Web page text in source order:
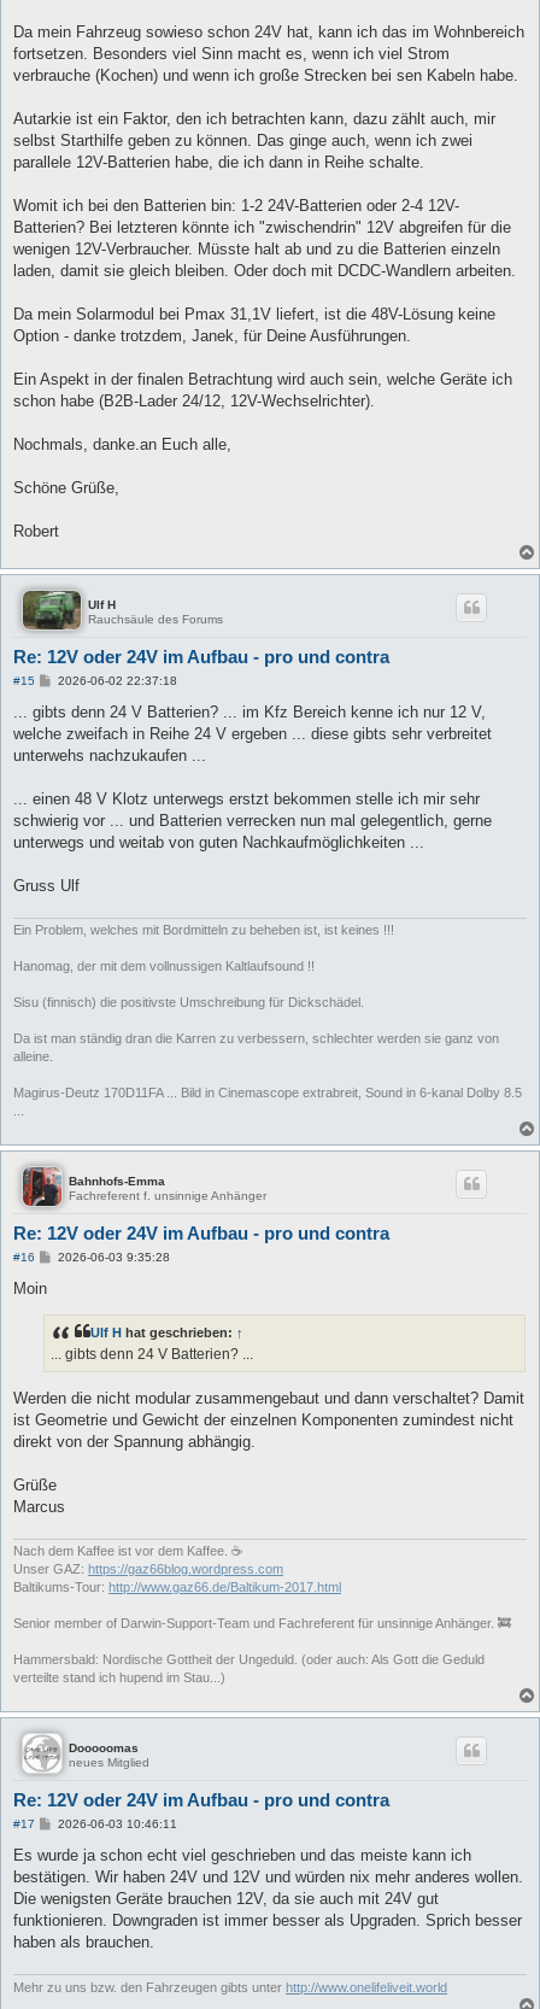
Da mein Fahrzeug sowieso schon 24V hat, kann ich das im Wohnbereich
fortsetzen. Besonders viel Sinn macht es, wenn ich viel Strom
verbrauche (Kochen) und wenn ich große Strecken bei sen Kabeln habe.
Autarkie ist ein Faktor, den ich betrachten kann, dazu zählt auch, mir
selbst Starthilfe geben zu können. Das ginge auch, wenn ich zwei
parallele 12V-Batterien habe, die ich dann in Reihe schalte.
Womit ich bei den Batterien bin: 1-2 24V-Batterien oder 2-4 12V-
Batterien? Bei letzteren könnte ich "zwischendrin" 12V abgreifen für die
wenigen 12V-Verbraucher. Müsste halt ab und zu die Batterien einzeln
laden, damit sie gleich bleiben. Oder doch mit DCDC-Wandlern arbeiten.
Da mein Solarmodul bei Pmax 31,1V liefert, ist die 48V-Lösung keine
Option - danke trotzdem, Janek, für Deine Ausführungen.
Ein Aspekt in der finalen Betrachtung wird auch sein, welche Geräte ich
schon habe (B2B-Lader 24/12, 12V-Wechselrichter).
Nochmals, danke.an Euch alle,
Schöne Grüße,
Robert
Ulf H
Rauchsäule des Forums
Re: 12V oder 24V im Aufbau - pro und contra
#15
B
i
r
a
2026-06-02 22:37:18
... gibts denn 24 V Batterien? ... im Kfz Bereich kenne ich nur 12 V,
welche zweifach in Reihe 24 V ergeben ... diese gibts sehr verbreitet
unterwehs nachzukaufen ...
... einen 48 V Klotz unterwegs erstzt bekommen stelle ich mir sehr
schwierig vor ... und Batterien verrecken nun mal gelegentlich, gerne
unterwegs und weitab von guten Nachkaufmöglichkeiten ...
Gruss Ulf
Ein Problem, welches mit Bordmitteln zu beheben ist, ist keines !!!
Hanomag, der mit dem vollnussigen Kaltlaufsound !!
Sisu (finnisch) die positivste Umschreibung für Dickschädel.
Da ist man ständig dran die Karren zu verbessern, schlechter werden sie ganz von
alleine.
Magirus-Deutz 170D11FA ... Bild in Cinemascope extrabreit, Sound in 6-kanal Dolby 8.5
...
Bahnhofs-Emma
Fachreferent f. unsinnige Anhänger
Re: 12V oder 24V im Aufbau - pro und contra
#16
B
r
a
g
2026-06-03 9:35:28
Moin
Ulf H hat geschrieben: ↑
... gibts denn 24 V Batterien? ...
Werden die nicht modular zusammengebaut und dann verschaltet? Damit
ist Geometrie und Gewicht der einzelnen Komponenten zumindest nicht
direkt von der Spannung abhängig.
Grüße
Marcus
Nach dem Kaffee ist vor dem Kaffee. ☕
Unser GAZ: https://gaz66blog.wordpress.com
Baltikums-Tour: http://www.gaz66.de/Baltikum-2017.html
Senior member of Darwin-Support-Team und Fachreferent für unsinnige Anhänger. 🚒
Hammersbald: Nordische Gottheit der Ungeduld. (oder auch: Als Gott die Geduld
verteilte stand ich hupend im Stau...)
Dooooomas
neues Mitglied
Re: 12V oder 24V im Aufbau - pro und contra
#17
B
i
r
a
2026-06-03 10:46:11
Es wurde ja schon echt viel geschrieben und das meiste kann ich
bestätigen. Wir haben 24V und 12V und würden nix mehr anderes wollen.
Die wenigsten Geräte brauchen 12V, da sie auch mit 24V gut
funktionieren. Downgraden ist immer besser als Upgraden. Sprich besser
haben als brauchen.
Mehr zu uns bzw. den Fahrzeugen gibts unter http://www.onelifeliveit.world